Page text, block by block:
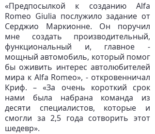
«Предпосылкой к созданию Alfa
Romeo Giulia послужило задание от
Серджио Маркионне. Он поручил
мне создать производительный,
функциональный и, главное -
мощный автомобиль, который помог
бы оживить интерес автолюбителей
мира к Alfa Romeo», - откровенничал
Криф. – «За очень короткий срок
нами была набрана команда из
десяти специалистов, которые и
смогли за 2,5 года сотворить этот
шедевр».